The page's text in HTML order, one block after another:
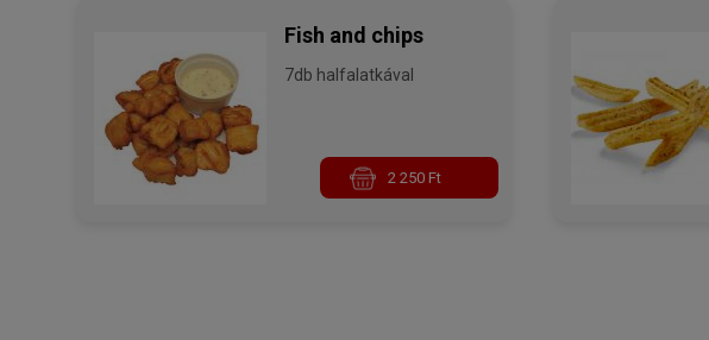
Fish and chips
7db halfalatkával
2 250 Ft